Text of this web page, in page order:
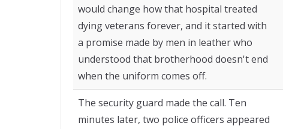
would change how that hospital treated
dying veterans forever, and it started with
a promise made by men in leather who
understood that brotherhood doesn't end
when the uniform comes off.
The security guard made the call. Ten
minutes later, two police officers appeared